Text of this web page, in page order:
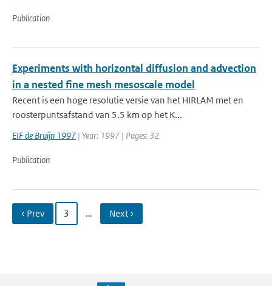
Publication
Experiments with horizontal diffusion and advection
in a nested fine mesh mesoscale model
Recent is een hoge resolutie versie van het HIRLAM met en
roosterpuntsafstand van 5.5 km op het K...
EIF de Bruijn 1997 | Year: 1997 | Pages: 32
Publication
‹ Prev 3 … Next ›